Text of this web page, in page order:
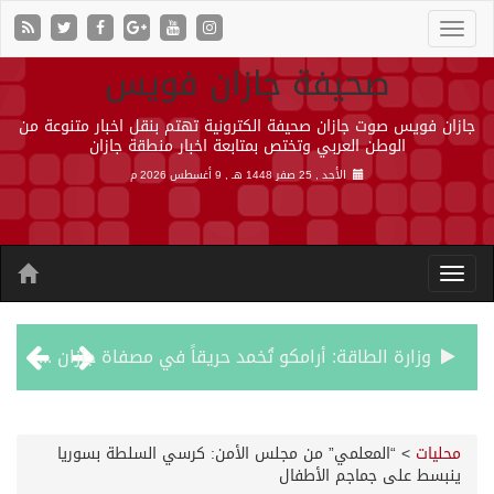
صحيفة جازان فويس
جازان فويس صوت جازان صحيفة الكترونية تهتم بنقل اخبار متنوعة من
الوطن العربي وتختص بمتابعة اخبار منطقة جازان
الأحد , 25 صفر 1448 هـ , 9 أغسطس 2026 م
وزارة الطاقة: أرامكو تُخمد حريقاً في مصفاة جازان دون إصابات
محليات > “المعلمي” من مجلس الأمن: كرسي السلطة بسوريا
ينبسط على جماجم الأطفال